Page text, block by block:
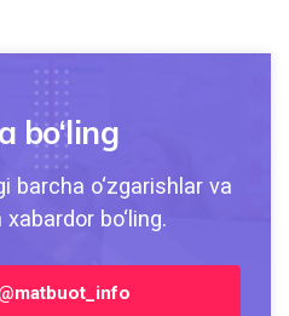
bo‘ling
barcha o‘zgarishlar va
bo‘ling.